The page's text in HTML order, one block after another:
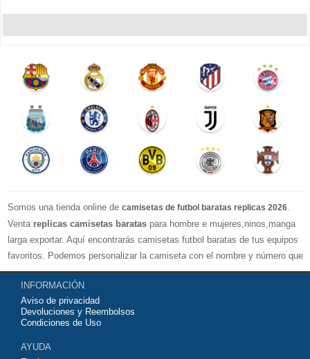
Somos una tienda online de camisetas de futbol baratas replicas 2026
Venta replicas camisetas baratas para hombre e mujeres,ninos,manga
larga exportar. Aquí encontrarás camisetas futbol baratas de tus equipos
favoritos. Podemos personalizar la camiseta con el nombre y número que
quieras. Nuestrascamisetas de futbol replicasson de máxima calidad
tailandesa por lo que estamos convencidos que quedarás muy satisfecho
con ella. Estas camisetas tienen un tejido transpirable por lo que te
servirán para jugar al fútbol o simplemente para animar a tu equipo
contáctanos y haremos lo posible para conseguirtela lo más barata
INFORMACIÓN
Aviso de privacidad
Devoluciones y Reembolsos
Condiciones de Uso
AYUDA